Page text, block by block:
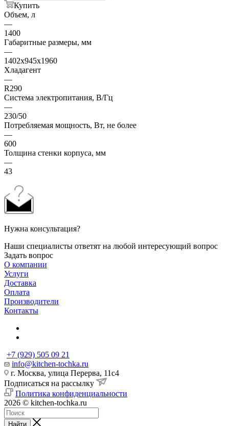
Купить
Объем, л
—
1400
Габаритные размеры, мм
—
1402х945х1960
Хладагент
—
R290
Система электропитания, В/Гц
—
230/50
Потребляемая мощность, Вт, не более
—
600
Толщина стенки корпуса, мм
—
43
Нужна консультация?
Наши специалисты ответят на любой интересующий вопрос
Задать вопрос
О компании
Услуги
Доставка
Оплата
Производители
Контакты
+7 (929) 505 09 21
info@kitchen-tochka.ru
г. Москва, улица Перерва, 11с4
Подписаться на рассылку
Политика конфиденциальности
2026 © kitchen-tochka.ru
Найти